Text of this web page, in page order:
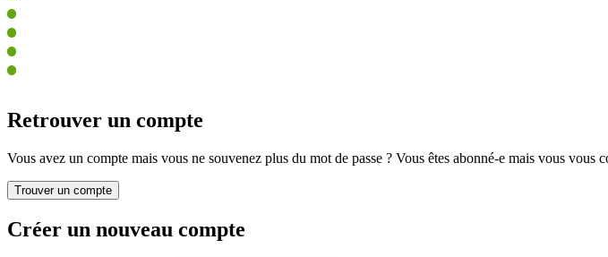
Retrouver un compte
Vous avez un compte mais vous ne souvenez plus du mot de passe ? Vous êtes abonné-e mais vous
Créer un nouveau compte